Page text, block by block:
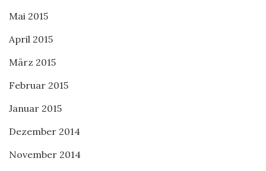
Mai 2015
April 2015
März 2015
Februar 2015
Januar 2015
Dezember 2014
November 2014